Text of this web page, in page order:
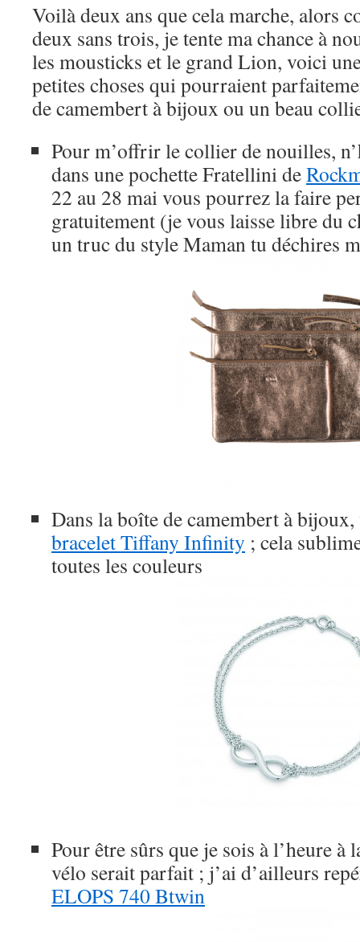
Voilà deux ans que cela marche, alors
deux sans trois, je tente ma chance à
les mousticks et le grand Lion, voici
petites choses qui pourraient
de camembert à bijoux ou un beau
Pour m’offrir le collier de nouilles,
dans une pochette Fratellini de
22 au 28 mai vous pourrez la faire
gratuitement (je vous laisse libre du
un truc du style Maman tu déchires
Dans la boîte de camembert à
bracelet Tiffany Infinity ; cela
toutes les couleurs
Pour être sûrs que je sois à l’heure à
vélo serait parfait ; j’ai d’ailleurs
ELOPS 740 Btwin